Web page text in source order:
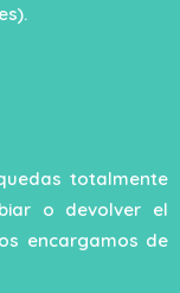
totalmente
o devolver el
encargamos de